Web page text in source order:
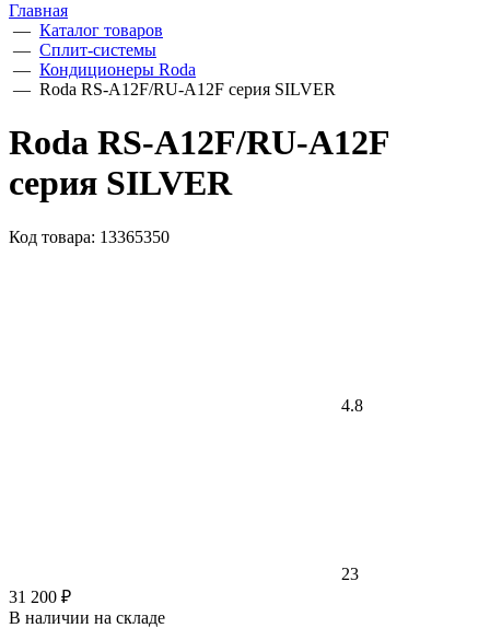
Главная
— Каталог товаров
— Сплит-системы
— Кондиционеры Roda
— Roda RS-A12F/RU-A12F серия SILVER
Roda RS-A12F/RU-A12F
серия SILVER
Код товара: 13365350
4.8
23
31 200 ₽
В наличии на складе